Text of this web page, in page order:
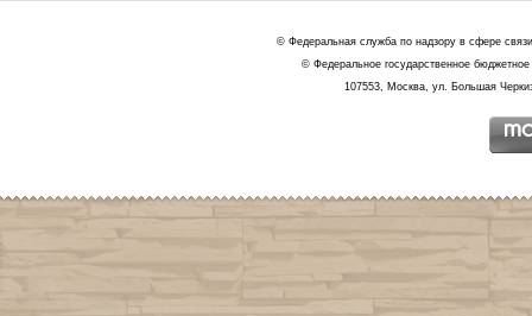
© Федеральная служба по надзору в сфере
© Федеральное государственное
107553, Москва, ул. Большая